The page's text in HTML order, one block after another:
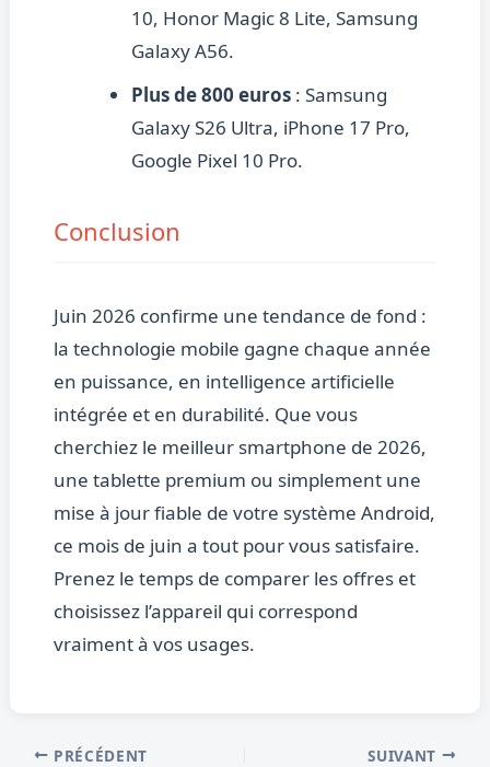
10, Honor Magic 8 Lite, Samsung
Galaxy A56.
Plus de 800 euros: Samsung
Galaxy S26 Ultra, iPhone 17 Pro,
Google Pixel 10 Pro.
Conclusion
Juin 2026 confirme une tendance de fond :
la technologie mobile gagne chaque année
en puissance, en intelligence artificielle
intégrée et en durabilité. Que vous
cherchiez le meilleur smartphone de 2026,
une tablette premium ou simplement une
mise à jour fiable de votre système Android,
ce mois de juin a tout pour vous satisfaire.
Prenez le temps de comparer les offres et
choisissez l’appareil qui correspond
vraiment à vos usages.
PRÉCÉDENT SUIVANT